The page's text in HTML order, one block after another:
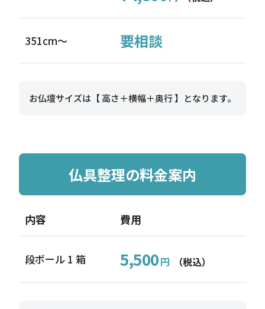
351cm〜 要相談
お仏壇サイズは【 高さ＋横幅＋奥行 】となります。
仏具整理の料金案内
内容 費用
段ボール 1 箱 5,500円 （税込）